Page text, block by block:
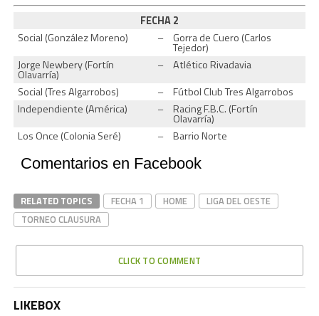
FECHA 2
Social (González Moreno)
– Gorra de Cuero (Carlos
Tejedor)
Jorge Newbery (Fortín
Olavarría)
–
Atlético Rivadavia
Social (Tres Algarrobos)
–
Fútbol Club Tres Algarrobos
Independiente (América)
– Racing F.B.C. (Fortín
Olavarría)
Los Once (Colonia Seré)
– Barrio Norte
Comentarios en Facebook
RELATED TOPICS FECHA 1 HOME
LIGA DEL OESTE
TORNEO CLAUSURA
CLICK TO COMMENT
LIKEBOX